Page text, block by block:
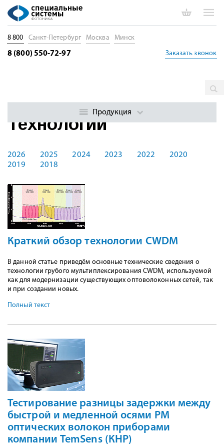
Технологии
2026 2025 2024 2023 2022
2020
2019
2018
Краткий обзор технологии CWDM
В данной статье приведём основные технические сведения о
технологии грубого мультиплексирования CWDM, используемой
как для модернизации существующих оптоволоконных сетей, так
и при создании новых.
Полный текст
Тестирование разницы задержки между
быстрой и медленной осями PM
оптических волокон приборами
компании TemSens (КНР)
8 800 Санкт-Петербург Москва Минск
8 (800) 550-72-97 Заказать звонок
Продукция